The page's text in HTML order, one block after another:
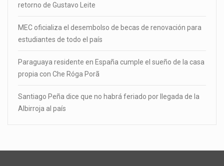
retorno de Gustavo Leite
MEC oficializa el desembolso de becas de renovación para
estudiantes de todo el país
Paraguaya residente en España cumple el sueño de la casa
propia con Che Róga Porã
Santiago Peña dice que no habrá feriado por llegada de la
Albirroja al país